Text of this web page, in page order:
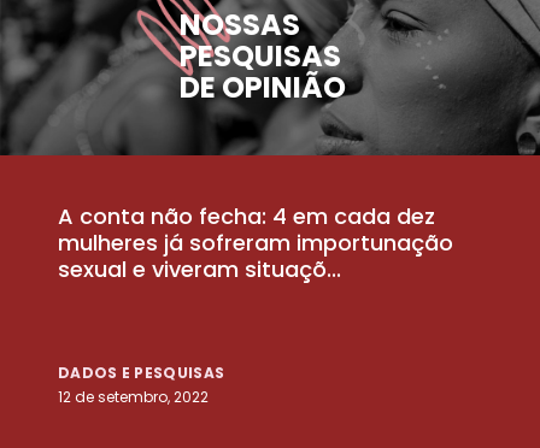
NOSSAS
PESQUISAS
DE OPINIÃO
A conta não fecha: 4 em cada dez
mulheres já sofreram importunação
sexual e viveram situaçõ...
DADOS E PESQUISAS
12 de setembro, 2022